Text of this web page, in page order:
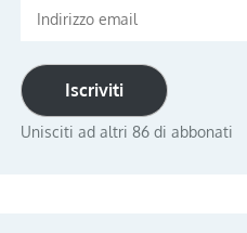
Indirizzo
Iscriviti
Unisciti ad altri 86 di abbonati